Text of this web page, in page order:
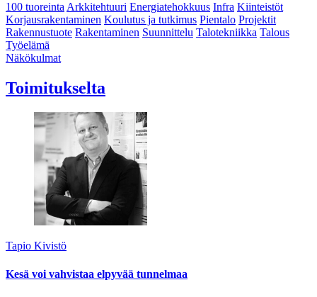
100 tuoreintaArkkitehtuuri Energiatehokkuus Infra Kiinteistöt
Korjausrakentaminen Koulutus ja tutkimus Pientalo Projektit
Rakennustuote Rakentaminen Suunnittelu Talotekniikka Talous
Työelämä
Näkökulmat
Toimitukselta
Tapio Kivistö
Kesä voi vahvistaa elpyvää tunnelmaa